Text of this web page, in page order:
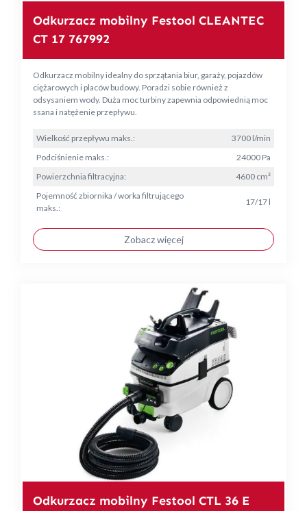
Odkurzacz mobilny Festool CLEANTEC
CT 17 767992
Odkurzacz mobilny idealny do sprzątania biur, garaży, pojazdów
ciężarowych i placów budowy. Poradzi sobie również z
odsysaniem wody. Duża moc turbiny zapewnia odpowiednią moc
ssana i natężenie przepływu.
Wielkość przepływu maks.:
3700 l/min
Podciśnienie maks.:
24000 Pa
Powierzchnia filtracyjna:
4600 cm²
Pojemność zbiornika / worka filtrującego
maks.:
17/17 l
Zobacz więcej
Odkurzacz mobilny Festool CTL 36 E